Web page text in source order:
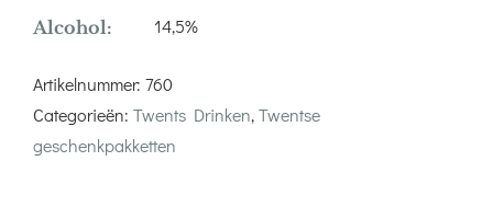
Alcohol: 14,5%
Artikelnummer: 760
Categorieën: Twents Drinken,Twentse
geschenkpakketten